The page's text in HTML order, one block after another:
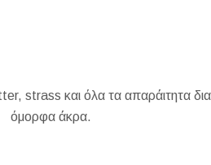
strass και όλα τα απαράιτητα
όμορφα άκρα.